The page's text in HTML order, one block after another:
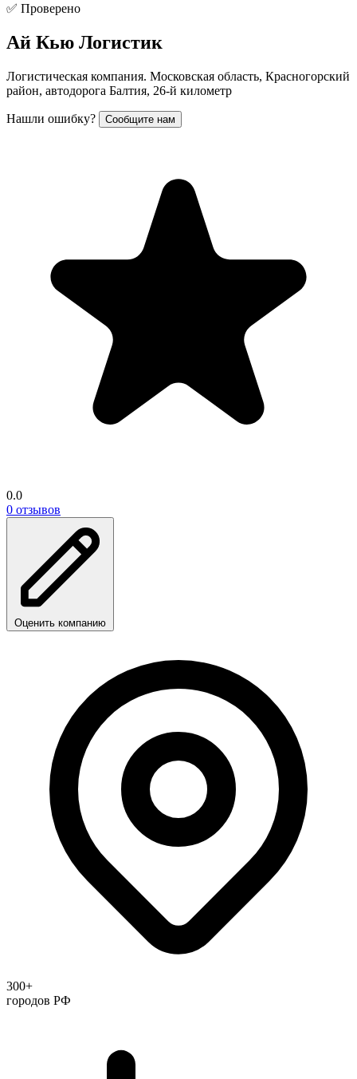
✅ Проверено
Ай Кью Логистик
Логистическая компания. Московская область, Красногорский
район, автодорога Балтия, 26-й километр
Нашли ошибку? Сообщите нам
0.0
0 отзывов
Оценить компанию
300+
городов РФ